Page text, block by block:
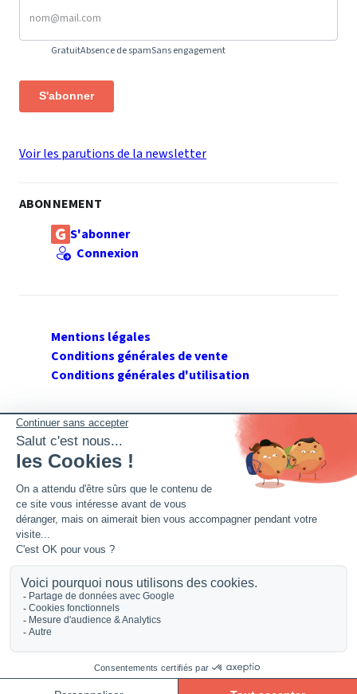
GratuitAbsence de spamSans engagement
S'abonner
Voir les parutions de la newsletter
ABONNEMENT
S'abonner
Connexion
Mentions légales
Conditions générales de vente
Conditions générales d'utilisation
SUIVEZ GERANT DE SARL
Twitter
Facebook
Montpellier. Siret : 394 264 709 00020. R.C.S. Montpellier.